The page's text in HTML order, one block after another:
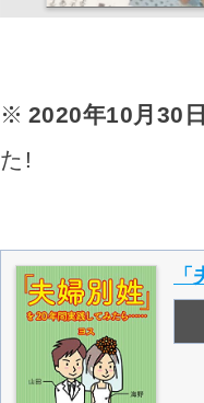
※ 2020年10月30
た!